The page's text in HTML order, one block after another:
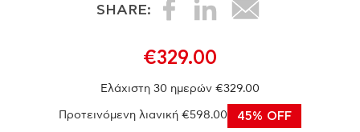
SHARE:
€329.00
Ελάχιστη 30 ημερών €329.00
Προτεινόμενη λιανική €598.00 45% OFF